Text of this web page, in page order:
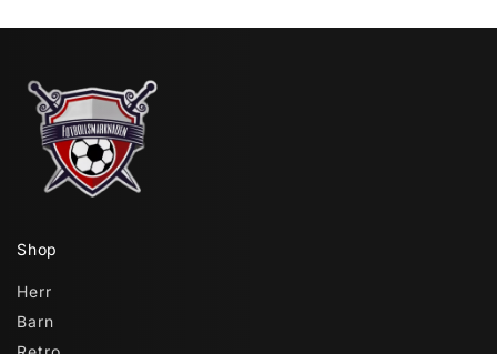
Shop
Herr
Barn